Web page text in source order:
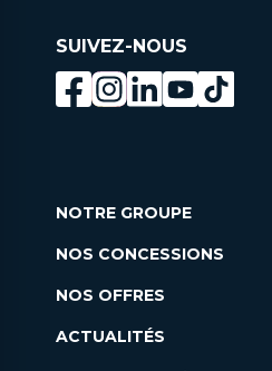
SUIVEZ-NOUS
NOTRE GROUPE
NOS CONCESSIONS
NOS OFFRES
ACTUALITÉS